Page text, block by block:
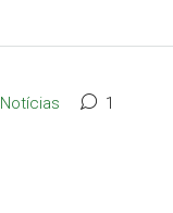
Notícias 1